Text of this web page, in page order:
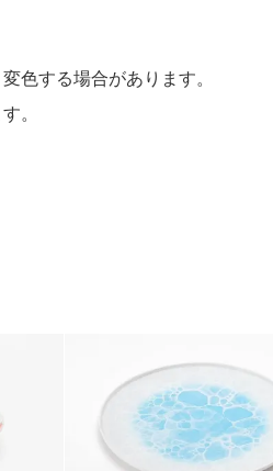
色する場合があります。
。